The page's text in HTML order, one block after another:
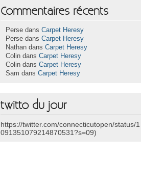
Commentaires récents
Perse dansCarpet Heresy
Perse dansCarpet Heresy
Nathan dansCarpet Heresy
Colin dansCarpet Heresy
Colin dansCarpet Heresy
Sam dansCarpet Heresy
twitto du jour
https://twitter.com/connecticutopen/status/1
091351079214870531?s=09)